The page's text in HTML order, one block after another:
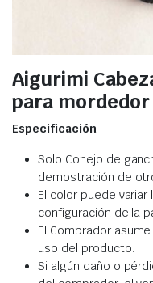
Aigurimi
para mordedor
Especificación
Solo Conejo de
demostración de
El color puede
configuración de la
El Comprador
uso del producto.
Si algún daño o